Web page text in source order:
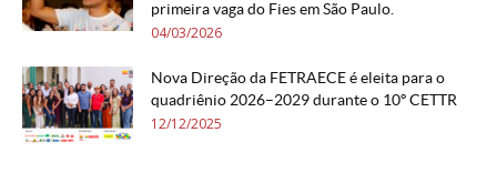
primeira vaga do Fies em São Paulo.
04/03/2026
Nova Direção da FETRAECE é eleita para o
quadriênio 2026–2029 durante o 10º CETTR
12/12/2025